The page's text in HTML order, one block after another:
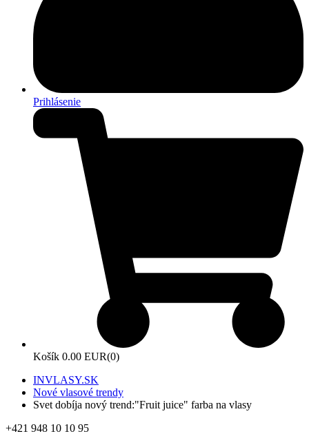
Prihlásenie
Košík 0.00 EUR(0)
INVLASY.SK
Nové vlasové trendy
Svet dobíja nový trend:"Fruit juice" farba na vlasy
+421 948 10 10 95